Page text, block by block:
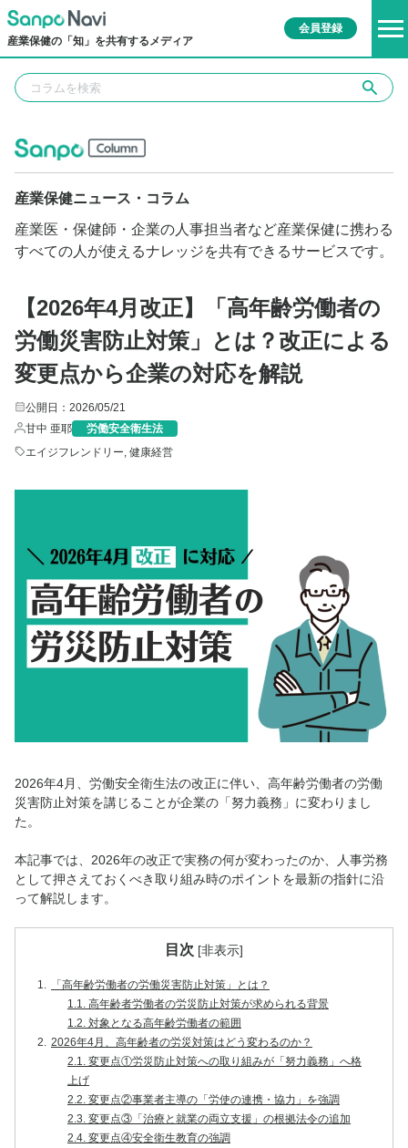
産業保健の「知」を共有するメディア
会員登録
産業保健ニュース・コラム
産業医・保健師・企業の人事担当者など産業保健に携わる
すべての人が使えるナレッジを共有できるサービスです。
【2026年4月改正】「高年齢労働者の
労働災害防止対策」とは？改正による
変更点から企業の対応を解説
公開日：2026/05/21
甘中 亜耶
労働安全衛生法
エイジフレンドリー, 健康経営
2026年4月、労働安全衛生法の改正に伴い、高年齢労働者の労働
災害防止対策を講じることが企業の「努力義務」に変わりまし
た。
本記事では、2026年の改正で実務の何が変わったのか、人事労務
として押さえておくべき取り組み時のポイントを最新の指針に沿
って解説します。
目次 [非表示]
1.
「高年齢労働者の労働災害防止対策」とは？
1.1.
高年齢者労働者の労災防止対策が求められる背景
1.2. 対象となる高年齢労働者の範囲
2.
2026年4月、高年齢者の労災対策はどう変わるのか？
2.1.
変更点①労災防止対策への取り組みが「努力義務」へ格
上げ
2.2. 変更点②事業者主導の「労使の連携・協力」を強調
2.3. 変更点③「治療と就業の両立支援」の根拠法令の追加
2.4. 変更点④安全衛生教育の強調